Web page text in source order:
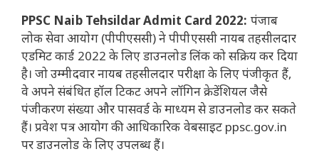
PPSC Naib Tehsildar Admit Card 2022: पंजाब
लोक सेवा आयोग (पीपीएससी) ने पीपीएससी नायब तहसीलदार
एडमिट कार्ड 2022 के लिए डाउनलोड लिंक को सक्रिय कर दिया
है। जो उम्मीदवार नायब तहसीलदार परीक्षा के लिए पंजीकृत हैं,
वे अपने संबंधित हॉल टिकट अपने लॉगिन क्रेडेंशियल जैसे
पंजीकरण संख्या और पासवर्ड के माध्यम से डाउनलोड कर सकते
हैं। प्रवेश पत्र आयोग की आधिकारिक वेबसाइट ppsc.gov.in
पर डाउनलोड के लिए उपलब्ध हैं।